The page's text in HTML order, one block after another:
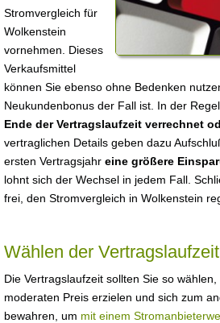
Stromvergleich für
Wolkenstein
vornehmen. Dieses
Verkaufsmittel
können Sie ebenso ohne Bedenken
Neukundenbonus der Fall ist. In der
Ende der Vertragslaufzeit verrechnet
vertraglichen Details geben dazu
ersten Vertragsjahr eine größere
lohnt sich der Wechsel in jedem Fall.
frei, den Stromvergleich in Wolkenstein
Wählen der Vertragslaufzeit
Die Vertragslaufzeit sollten Sie so
moderaten Preis erzielen und sich zum
bewahren, um mit einem